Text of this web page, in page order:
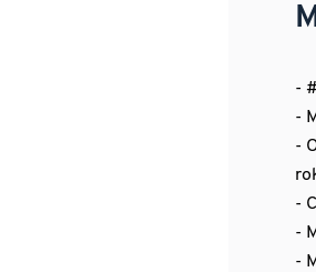
-
-
-
-
-
-